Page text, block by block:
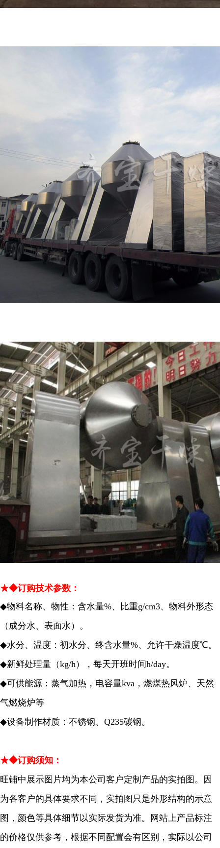
★◆订购技术参数：
◆物料名称、物性：含水量%、比重g/cm3、物料外形态
（成分水、表面水）。
◆水分、温度：初水分、终含水量%、允许干燥温度℃。
◆新鲜处理量（kg/h），每天开班时间h/day。
◆可供能源：蒸气加热，电容量kva，燃煤热风炉、天然
气燃烧炉等
◆设备制作材质：不锈钢、Q235碳钢。
★◆订购须知：
旺铺中展示图片均为本公司客户定制产品的实拍图。因
为各客户的具体要求不同，实拍图只是外形结构的示意
图，颜色等具体细节以实际发货为准。网站上产品标注
的价格仅供参考，根据不同配置会有区别，实际以公司